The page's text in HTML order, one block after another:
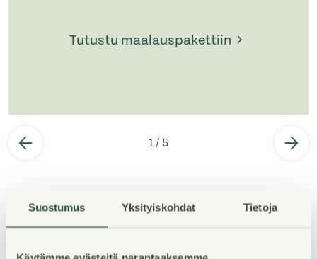
Suostumus Yksityiskohdat Tietoja
Tutustu maalauspakettiin
1 / 5